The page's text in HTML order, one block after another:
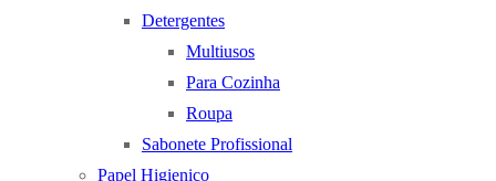
Detergentes
Multiusos
Para Cozinha
Roupa
Sabonete Profissional
Papel Higienico